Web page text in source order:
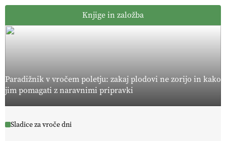
Knjige in založba
Paradižnik v vročem poletju: zakaj plodovi ne zorijo in kako
jim pomagati z naravnimi pripravki
Sladice za vroče dni